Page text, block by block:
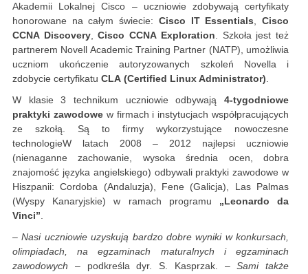
Akademii Lokalnej Cisco – uczniowie zdobywają certyfikaty
honorowane na całym świecie: Cisco IT Essentials,Cisco
CCNA Discovery,Cisco CCNA Exploration. Szkoła jest też
partnerem Novell Academic Training Partner (NATP), umożliwia
uczniom ukończenie autoryzowanych szkoleń Novella i
zdobycie certyfikatu CLA (Certified Linux Administrator).
W klasie 3 technikum uczniowie odbywają 4-tygodniowe
praktyki zawodowew firmach i instytucjach współpracujących
ze szkołą. Są to firmy wykorzystujące nowoczesne
technologieW latach 2008 – 2012 najlepsi uczniowie
(nienaganne zachowanie, wysoka średnia ocen, dobra
znajomość języka angielskiego) odbywali praktyki zawodowe w
Hiszpanii: Cordoba (Andaluzja), Fene (Galicja), Las Palmas
(Wyspy Kanaryjskie) w ramach programu „Leonardo da
Vinci”.
–Nasi uczniowie uzyskują bardzo dobre wyniki w konkursach,
olimpiadach, na egzaminach maturalnych i egzaminach
zawodowych – podkreśla dyr. S. Kasprzak. –Sami także